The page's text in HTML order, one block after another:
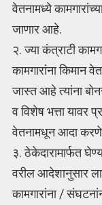
वेतनामध्ये
जाणार आहे.
२. ज्या कंत्राटी
कामगारांना किमान
जास्त आहे त्यांना
व विशेष भत्ता यावर
वेतनामधून आदा करणे
३. ठेकेदारामार्फत
वरील आदेशानुसार
कामगारांना /